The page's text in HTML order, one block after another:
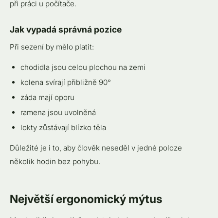
při práci u počítače.
Jak vypadá správná pozice
Při sezení by mělo platit:
chodidla jsou celou plochou na zemi
kolena svírají přibližně 90°
záda mají oporu
ramena jsou uvolněná
lokty zůstávají blízko těla
Důležité je i to, aby člověk neseděl v jedné poloze
několik hodin bez pohybu.
Největší ergonomický mýtus